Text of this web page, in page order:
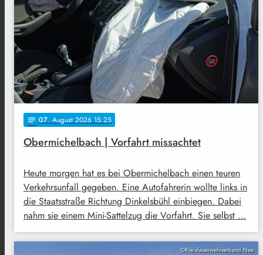
notes 07. August 2026 15:25
Obermichelbach | Vorfahrt missachtet
Heute morgen hat es bei Obermichelbach einen teuren
Verkehrsunfall gegeben. Eine Autofahrerin wollte links in
die Staatsstraße Richtung Dinkelsbühl einbiegen. Dabei
nahm sie einem Mini-Sattelzug die Vorfahrt. Sie selbst …
©Kreisfeuerwehrverband Nea